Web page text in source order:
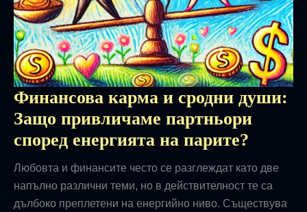
Финансова карма и сродни души:
Защо привличаме партньори
според енергията на парите?
Любовта и финансите често се разглеждат като две
напълно различни теми, но в действителност те са
дълбоко преплетени на енергийно ниво. Съществува